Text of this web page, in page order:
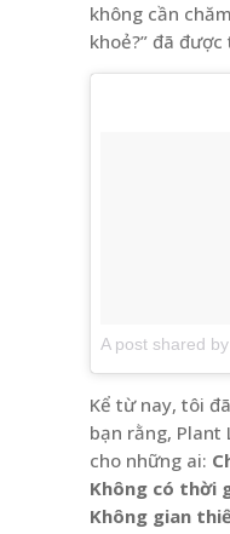
không cần
khoẻ?” đã
A post shared
Kể từ nay, tôi
bạn rằng, Plant
cho những ai:
Không có thời
Không gian